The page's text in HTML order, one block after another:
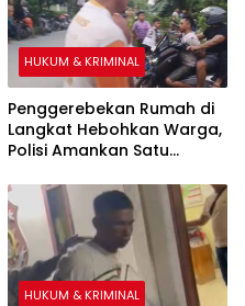
HUKUM & KRIMINAL
Penggerebekan Rumah di
Langkat Hebohkan Warga,
Polisi Amankan Satu
HUKUM & KRIMINAL